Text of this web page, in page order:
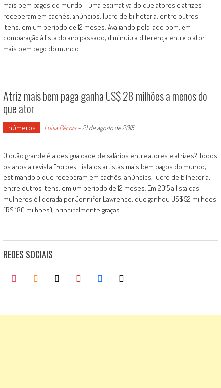
mais bem pagos do mundo - uma estimativa do que atores e atrizes
receberam em cachês, anúncios, lucro de bilheteria, entre outros
itens, em um período de 12 meses. Avaliando pelo lado bom: em
comparação à lista do ano passado, diminuiu a diferença entre o ator
mais bem pago do mundo
Atriz mais bem paga ganha US$ 28 milhões a menos do
que ator
números Luísa Pécora- 21 de agosto de 2015
O quão grande é a desigualdade de salários entre atores e atrizes? Todos
os anos a revista "Forbes" lista os artistas mais bem pagos do mundo,
estimando o que receberam em cachês, anúncios, lucro de bilheteria,
entre outros itens, em um período de 12 meses. Em 2015 a lista das
mulheres é liderada por Jennifer Lawrence, que ganhou US$ 52 milhões
(R$ 180 milhões), principalmente graças
REDES SOCIAIS